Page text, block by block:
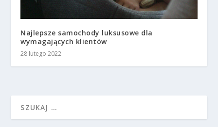
Najlepsze samochody luksusowe dla
wymagających klientów
28 lutego 2022